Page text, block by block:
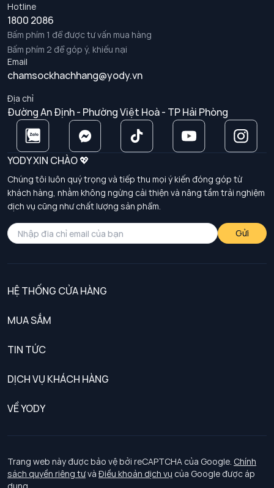
Hotline
1800 2086
Bấm phím 1 để được tư vấn mua hàng
Bấm phím 2 để góp ý, khiếu nại
Email
chamsockhachhang@yody.vn
Địa chỉ
Đường An Định - Phường Việt Hoà - TP Hải Phòng
YODY XIN CHÀO 💖
Chúng tôi luôn quý trọng và tiếp thu mọi ý kiến đóng góp từ
khách hàng, nhằm không ngừng cải thiện và nâng tầm trải nghiệm
dịch vụ cũng như chất lượng sản phẩm.
Gửi
HỆ THỐNG CỬA HÀNG
MUA SẮM
TIN TỨC
DỊCH VỤ KHÁCH HÀNG
Chính sách khách hàng thân thiết
Chính sách bảo vệ dữ liệu cá nhân
Chính sách thanh toán, giao nhận
VỀ YODY
Tuyển dụng
Trang web này được bảo vệ bởi reCAPTCHA của Google. Chính
sách quyền riêng tưvà Điều khoản dịch vụ của Google được áp